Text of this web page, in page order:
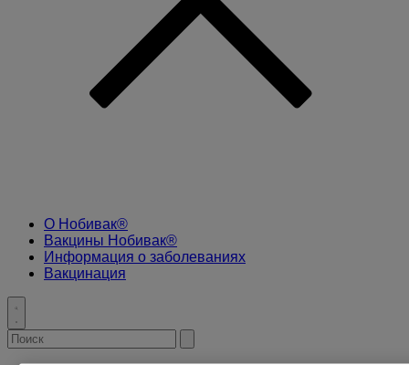
О Нобивак®
Вакцины Нобивак®
Информация о заболеваниях
Вакцинация
Toggle
search
Search
for:
search